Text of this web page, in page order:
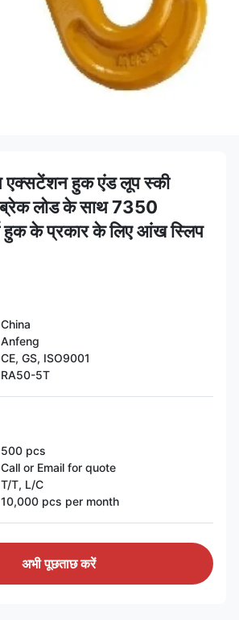
एक्सटेंशन हुक एंड लूप स्की
ब्रेक लोड के साथ 7350
हुक के प्रकार के लिए आंख स्लिप
China
Anfeng
CE, GS, ISO9001
RA50-5T
500 pcs
Call or Email for quote
T/T, L/C
10,000 pcs per month
अभी पूछताछ करें